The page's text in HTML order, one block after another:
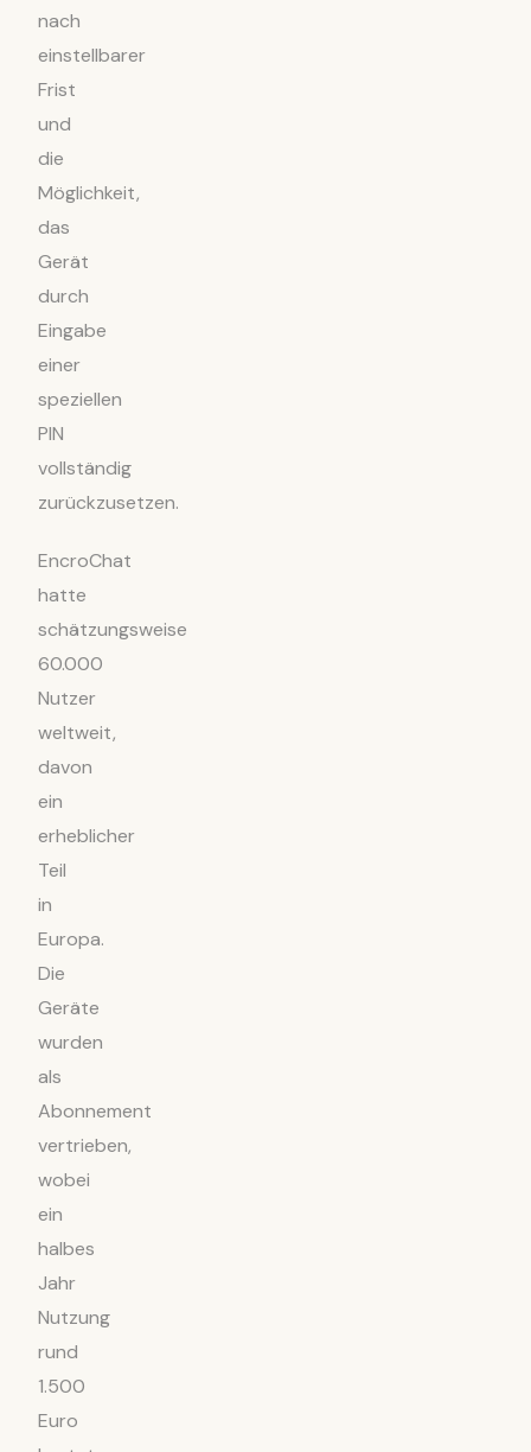
nach
einstellbarer
Frist
und
die
Möglichkeit,
das
Gerät
durch
Eingabe
einer
speziellen
PIN
vollständig
zurückzusetzen.
EncroChat
hatte
schätzungsweise
60.000
Nutzer
weltweit,
davon
ein
erheblicher
Teil
in
Europa.
Die
Geräte
wurden
als
Abonnement
vertrieben,
wobei
ein
halbes
Jahr
Nutzung
rund
1.500
Euro